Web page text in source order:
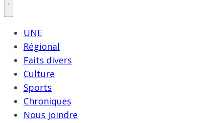
UNE
Régional
Faits divers
Culture
Sports
Chroniques
Nous joindre